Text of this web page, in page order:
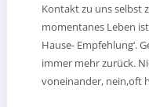
Kontakt zu uns selbst
momentanes Leben
Hause- Empfehlung‘.
immer mehr zurück.
voneinander, nein,oft